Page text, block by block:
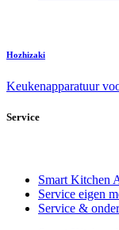
Hozhizaki
Keukenapparatuur
Service
Smart Kitchen
Service eigen
Service &